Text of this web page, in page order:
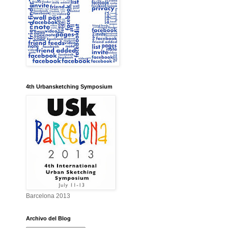
4th Urbansketching Symposium
Barcelona 2013
Archivo del Blog